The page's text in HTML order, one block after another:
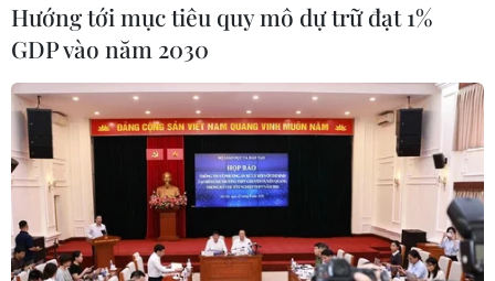
Hướng tới mục tiêu quy mô dự trữ đạt 1%
GDP vào năm 2030